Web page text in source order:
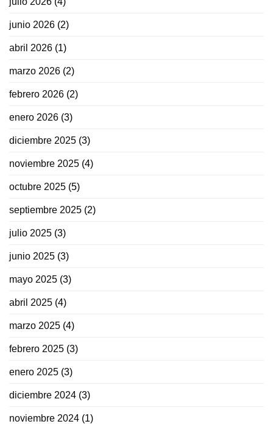
junio 2026 (2)
abril 2026 (1)
marzo 2026 (2)
febrero 2026 (2)
enero 2026 (3)
diciembre 2025 (3)
noviembre 2025 (4)
octubre 2025 (5)
septiembre 2025 (2)
julio 2025 (3)
junio 2025 (3)
mayo 2025 (3)
abril 2025 (4)
marzo 2025 (4)
febrero 2025 (3)
enero 2025 (3)
diciembre 2024 (3)
noviembre 2024 (1)